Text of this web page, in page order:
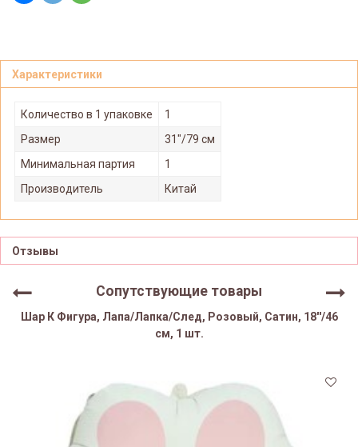
Характеристики
Количество в 1 упаковке
1
Размер
31"/79 см
Минимальная партия
1
Производитель
Китай
Отзывы
Сопутствующие товары
Шар К Фигура, Лапа/Лапка/След, Розовый, Сатин, 18''/46
см, 1 шт.